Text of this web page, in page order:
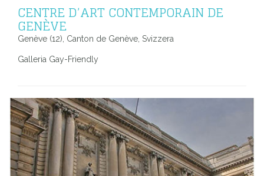
CENTRE D’ART CONTEMPORAIN DE
GENÈVE
Genève (12), Canton de Genève, Svizzera
Galleria Gay-Friendly